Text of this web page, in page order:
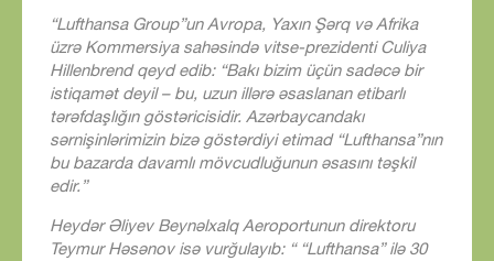
“Lufthansa Group”un Avropa, Yaxın Şərq və Afrika
üzrə Kommersiya sahəsində vitse-prezidenti Culiya
Hillenbrend qeyd edib: “Bakı bizim üçün sadəcə bir
istiqamət deyil – bu, uzun illərə əsaslanan etibarlı
tərəfdaşlığın göstəricisidir. Azərbaycandakı
sərnişinlərimizin bizə göstərdiyi etimad “Lufthansa”nın
bu bazarda davamlı mövcudluğunun əsasını təşkil
edir.”
Heydər Əliyev Beynəlxalq Aeroportunun direktoru
Teymur Həsənov isə vurğulayıb: “ “Lufthansa” ilə 30